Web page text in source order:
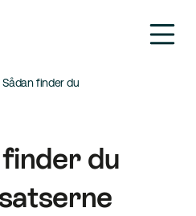
Sådan finder du
du